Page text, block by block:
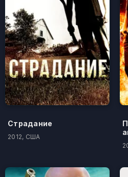
Страдание
2012, США